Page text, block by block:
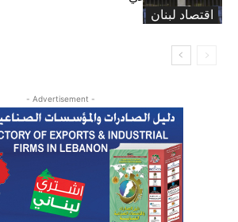
اقتصاد لبنان
- Advertisement -